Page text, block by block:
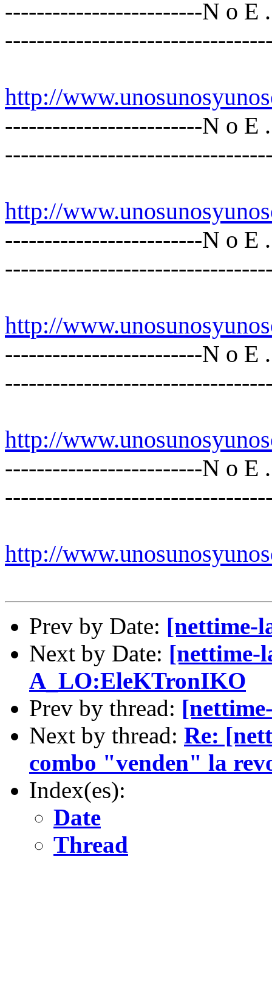
-------------------------N o E
http://
-------------------------N o E
http://
-------------------------N o E
http://
-------------------------N o E
http://
-------------------------N o E
http://
Prev by Date: [nettime-
Next by Date: [nettime-
A_LO:EleKTronIKO
Prev by thread:
Next by thread: Re:
combo "venden" la
Index(es):
Date
Thread